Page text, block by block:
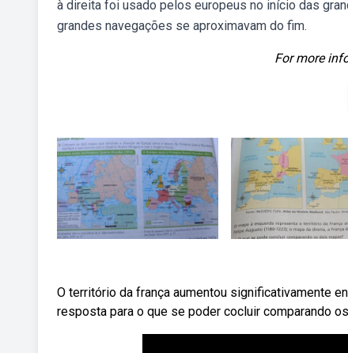
à direita foi usado pelos europeus no início das
grandes navegações se aproximavam do fim.
For more
O território da frança aumentou significativamente
resposta para o que se poder cocluir comparando